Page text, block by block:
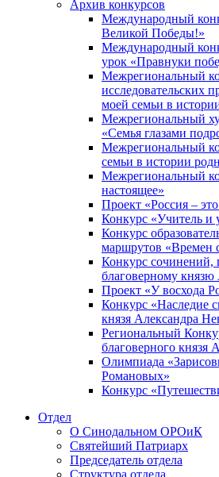
Архив конкурсов
Международный
Великой Победы!»
Международный
урок «Правнуки
Межрегиональный
исследовательских
моей семьи в
Межрегиональный
«Семья глазами
Межрегиональный
семьи в истории
Межрегиональный
настоящее»
Проект «Россия –
Конкурс «Учитель и
Конкурс
маршрутов «Времен
Конкурс сочинений,
благоверному
Проект «У восхода
Конкурс «Наследие
князя Александра
Региональный
благоверного князя
Олимпиада
Романовых»
Конкурс
Отдел
О Синодальном ОРОиК
Святейший Патриарх
Председатель отдела
Структура отдела